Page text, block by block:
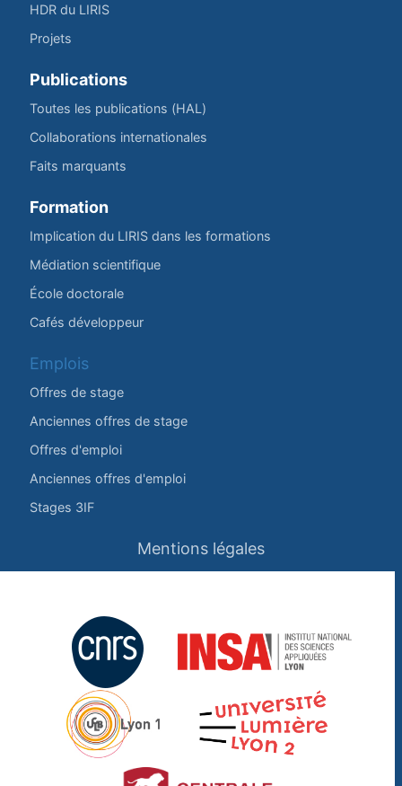
HDR du LIRIS
Projets
Publications
Toutes les publications (HAL)
Collaborations internationales
Faits marquants
Formation
Implication du LIRIS dans les formations
Médiation scientifique
École doctorale
Cafés développeur
Emplois
Offres de stage
Anciennes offres de stage
Offres d'emploi
Anciennes offres d'emploi
Stages 3IF
Mentions légales